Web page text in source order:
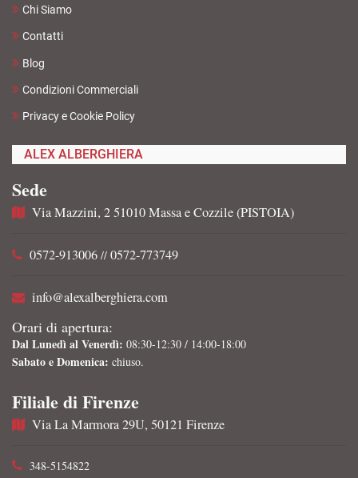
Chi Siamo
Contatti
Blog
Condizioni Commerciali
Privacy e Cookie Policy
ALEX ALBERGHIERA
Sede
Via Mazzini, 2 51010 Massa e Cozzile (PISTOIA)
0572-913006 // 0572-773749
info@alexalberghiera.com
Orari di apertura:
Dal Lunedì al Venerdì: 08:30-12:30 / 14:00-18:00
Sabato e Domenica: chiuso.
Filiale di Firenze
Via La Marmora 29U, 50121 Firenze
348-5154822